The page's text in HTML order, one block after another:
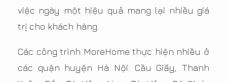
việc ngày một hiệu quả mang lại nhiều giá
trị cho khách hàng.
Các công trình MoreHome thực hiện nhiều ở
các quận huyện Hà Nội: Cầu Giấy, Thanh